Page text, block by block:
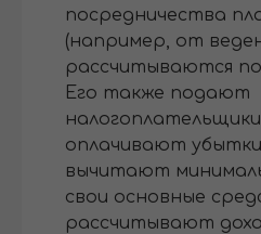
посредничества
(например, от
рассчитываются
Его также подают
оплачивают
вычитают
свои основные
рассчитывают